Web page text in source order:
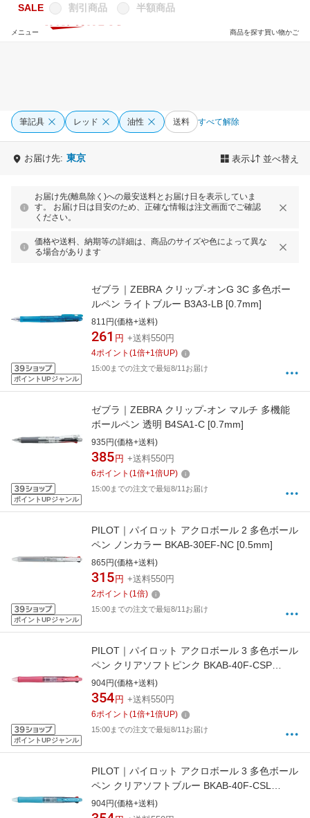
買い物かご
商品を探す
メニュー
SALE 割引商品 半額商品
筆記具 レッド 油性 送料 すべて解除
お届け先: 東京 表示 並べ替え
お届け先(離島除く)への最安送料とお届け日を表示していま
す。 お届け日は目安のため、正確な情報は注文画面でご確認
ください。
価格や送料、納期等の詳細は、商品のサイズや色によって異な
る場合があります
ポイントUPジャンル
ゼブラ｜ZEBRA クリップ-オンG 3C 多色ボー
ルペン ライトブルー B3A3-LB [0.7mm]
811円(価格+送料)
261 円 +送料550円
4ポイント (1倍+1倍UP)
15:00までの注文で最短8/11お届け
ポイントUPジャンル
ゼブラ｜ZEBRA クリップ-オン マルチ 多機能
ボールペン 透明 B4SA1-C [0.7mm]
935円(価格+送料)
385 円 +送料550円
6ポイント (1倍+1倍UP)
15:00までの注文で最短8/11お届け
ポイントUPジャンル
PILOT｜パイロット アクロボール 2 多色ボール
ペン ノンカラー BKAB-30EF-NC [0.5mm]
865円(価格+送料)
315 円 +送料550円
2ポイント (1倍)
15:00までの注文で最短8/11お届け
ポイントUPジャンル
PILOT｜パイロット アクロボール 3 多色ボール
ペン クリアソフトピンク BKAB-40F-CSP
[0.7mm]
904円(価格+送料)
354 円 +送料550円
6ポイント (1倍+1倍UP)
15:00までの注文で最短8/11お届け
PILOT｜パイロット アクロボール 3 多色ボール
ペン クリアソフトブルー BKAB-40F-CSL
[0.7mm]
904円(価格+送料)